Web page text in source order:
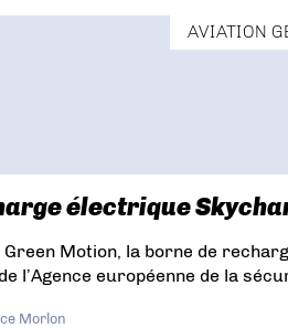
AVIATION
électrique
Motion, la borne de
l’Agence européenne de la
Morlon